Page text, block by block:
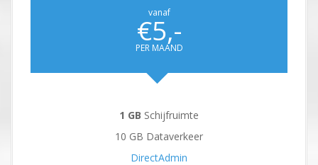
vanaf
€5,-
PER MAAND
1 GB Schijfruimte
10 GB Dataverkeer
DirectAdmin